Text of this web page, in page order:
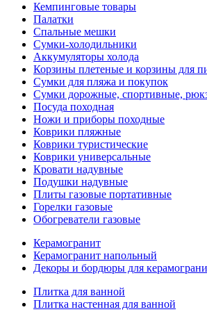
Кемпинговые товары
Палатки
Спальные мешки
Сумки-холодильники
Аккумуляторы холода
Корзины плетеные и корзины для
Сумки для пляжа и покупок
Сумки дорожные, спортивные,
Посуда походная
Ножи и приборы походные
Коврики пляжные
Коврики туристические
Коврики универсальные
Кровати надувные
Подушки надувные
Плиты газовые портативные
Горелки газовые
Обогреватели газовые
Керамогранит
Керамогранит напольный
Декоры и бордюры для
Плитка для ванной
Плитка настенная для ванной